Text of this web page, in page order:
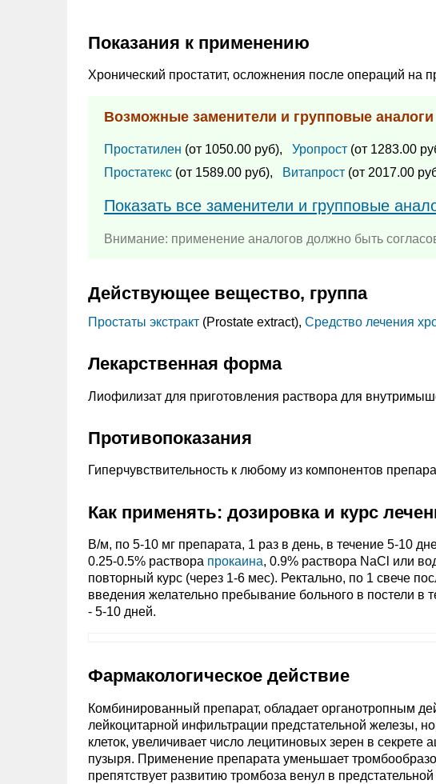
Показания к применению
Хронический простатит, осложнения после операций на
Возможные заменители и групповые аналоги
Простатилен (от 1050.00 руб), Уропрост(от 1283.00
Простатекс (от 1589.00 руб), Витапрост(от 2017.00
Показать все заменители и групповые
Внимание: применение аналогов должно быть
Действующее вещество, группа
Простаты экстракт (Prostate extract), Средство лечения
Лекарственная форма
Лиофилизат для приготовления раствора для
Противопоказания
Гиперчувствительность к любому из компонентов
Как применять: дозировка и курс
В/м, по 5-10 мг препарата, 1 раз в день, в течение 5-10
0.25-0.5% раствора прокаина, 0.9% раствора NaCl или
повторный курс (через 1-6 мес). Ректально, по 1 свече
введения желательно пребывание больного в постели в
- 5-10 дней.
Фармакологическое действие
Комбинированный препарат, обладает органотропным
лейкоцитарной инфильтрации предстательной железы,
клеток, увеличивает число лецитиновых зерен в
пузыря. Применение препарата уменьшает
препятствует развитию тромбоза венул в